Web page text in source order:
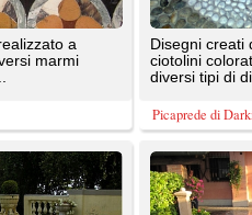
(senza alleggerito)vari modelli e colori
con relativi ...
Fratelli Bianchi Pavimenti